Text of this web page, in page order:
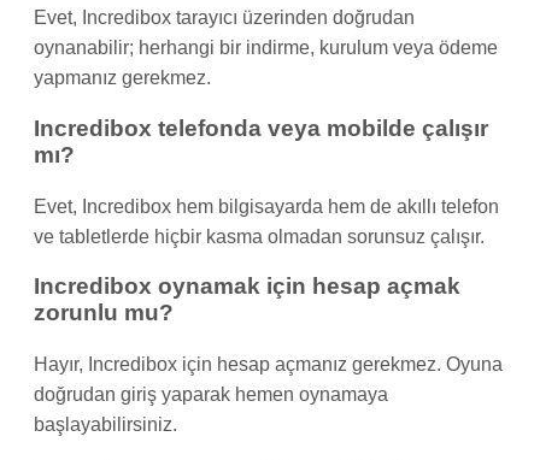
Evet, Incredibox tarayıcı üzerinden doğrudan
oynanabilir; herhangi bir indirme, kurulum veya ödeme
yapmanız gerekmez.
Incredibox telefonda veya mobilde çalışır
mı?
Evet, Incredibox hem bilgisayarda hem de akıllı telefon
ve tabletlerde hiçbir kasma olmadan sorunsuz çalışır.
Incredibox oynamak için hesap açmak
zorunlu mu?
Hayır, Incredibox için hesap açmanız gerekmez. Oyuna
doğrudan giriş yaparak hemen oynamaya
başlayabilirsiniz.